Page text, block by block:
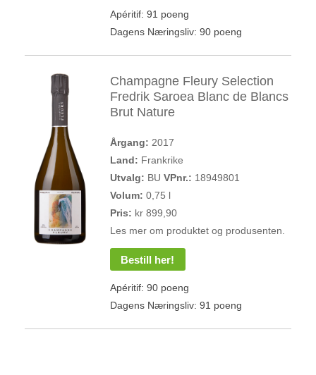
Apéritif: 91 poeng
Dagens Næringsliv: 90 poeng
Champagne Fleury Selection
Fredrik Saroea Blanc de Blancs
Brut Nature
Årgang: 2017
Land: Frankrike
Utvalg: BU VPnr.: 18949801
Volum: 0,75 l
Pris: kr 899,90
Les mer om produktet og produsenten.
Bestill her!
Apéritif: 90 poeng
Dagens Næringsliv: 91 poeng